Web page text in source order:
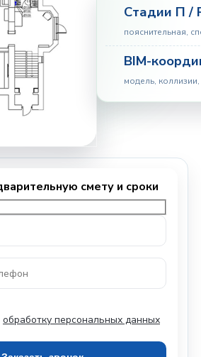
Стадии П /
пояснительная,
BIM-
модель,
обработку персональных данных